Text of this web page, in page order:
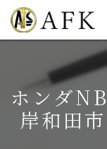
ホンダ
岸和田